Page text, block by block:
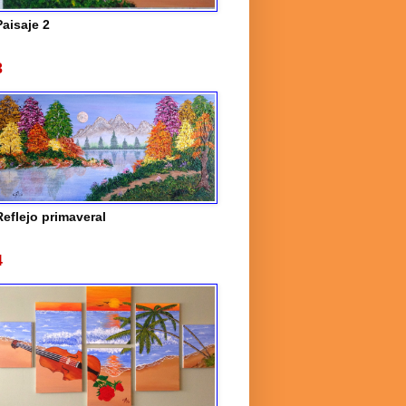
2
primaveral